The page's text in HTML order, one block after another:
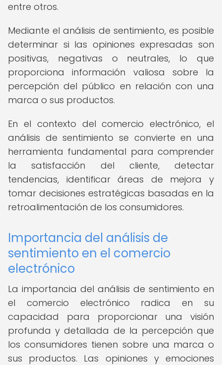
entre otros.
Mediante el análisis de sentimiento, es posible
determinar si las opiniones expresadas son
positivas, negativas o neutrales, lo que
proporciona información valiosa sobre la
percepción del público en relación con una
marca o sus productos.
En el contexto del comercio electrónico, el
análisis de sentimiento se convierte en una
herramienta fundamental para comprender
la satisfacción del cliente, detectar
tendencias, identificar áreas de mejora y
tomar decisiones estratégicas basadas en la
retroalimentación de los consumidores.
Importancia del análisis de
sentimiento en el comercio
electrónico
La importancia del análisis de sentimiento en
el comercio electrónico radica en su
capacidad para proporcionar una visión
profunda y detallada de la percepción que
los consumidores tienen sobre una marca o
sus productos. Las opiniones y emociones